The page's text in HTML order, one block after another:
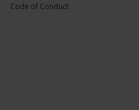
Code of Conduct